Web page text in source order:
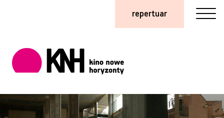
repertuar